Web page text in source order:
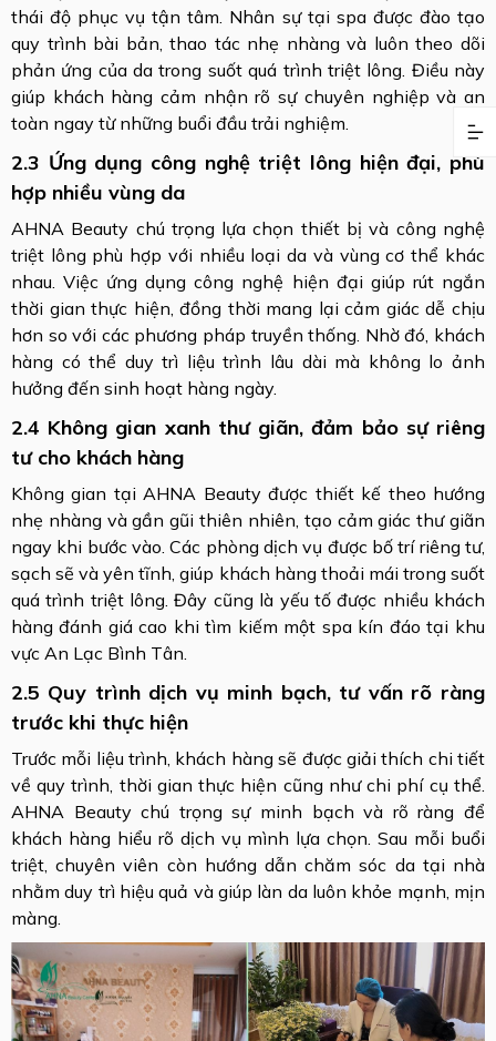
thái độ phục vụ tận tâm. Nhân sự tại spa được đào tạo
quy trình bài bản, thao tác nhẹ nhàng và luôn theo dõi
phản ứng của da trong suốt quá trình triệt lông. Điều này
giúp khách hàng cảm nhận rõ sự chuyên nghiệp và an
toàn ngay từ những buổi đầu trải nghiệm.
2.3 Ứng dụng công nghệ triệt lông hiện đại, phù
hợp nhiều vùng da
AHNA Beauty chú trọng lựa chọn thiết bị và công nghệ
triệt lông phù hợp với nhiều loại da và vùng cơ thể khác
nhau. Việc ứng dụng công nghệ hiện đại giúp rút ngắn
thời gian thực hiện, đồng thời mang lại cảm giác dễ chịu
hơn so với các phương pháp truyền thống. Nhờ đó, khách
hàng có thể duy trì liệu trình lâu dài mà không lo ảnh
hưởng đến sinh hoạt hàng ngày.
2.4 Không gian xanh thư giãn, đảm bảo sự riêng
tư cho khách hàng
Không gian tại AHNA Beauty được thiết kế theo hướng
nhẹ nhàng và gần gũi thiên nhiên, tạo cảm giác thư giãn
ngay khi bước vào. Các phòng dịch vụ được bố trí riêng tư,
sạch sẽ và yên tĩnh, giúp khách hàng thoải mái trong suốt
quá trình triệt lông. Đây cũng là yếu tố được nhiều khách
hàng đánh giá cao khi tìm kiếm một spa kín đáo tại khu
vực An Lạc Bình Tân.
2.5 Quy trình dịch vụ minh bạch, tư vấn rõ ràng
trước khi thực hiện
Trước mỗi liệu trình, khách hàng sẽ được giải thích chi tiết
về quy trình, thời gian thực hiện cũng như chi phí cụ thể.
AHNA Beauty chú trọng sự minh bạch và rõ ràng để
khách hàng hiểu rõ dịch vụ mình lựa chọn. Sau mỗi buổi
triệt, chuyên viên còn hướng dẫn chăm sóc da tại nhà
nhằm duy trì hiệu quả và giúp làn da luôn khỏe mạnh, mịn
màng.